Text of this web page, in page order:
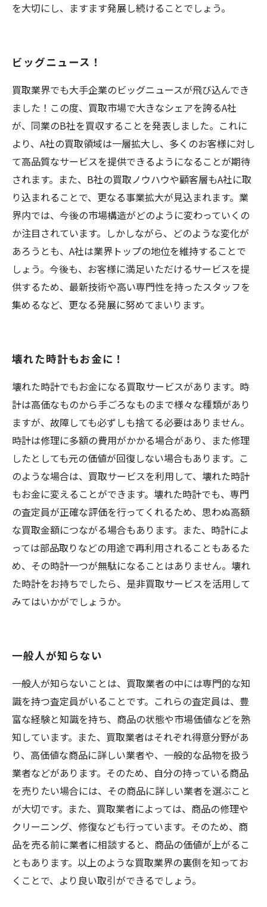
を大切にし、ますます発展し続けることでしょう。
ビッグニュース！
買取業界でも大手企業のビッグニュースが飛び込んでき
ました！この度、買取市場で大きなシェアを誇るA社
が、同業のB社を買収することを発表しました。これに
より、A社の買取領域は一層拡大し、多くのお客様に対し
て高品質なサービスを提供できるようになることが期待
されます。また、B社の買取ノウハウや顧客層もA社に取
り込まれることで、更なる事業拡大が見込まれます。業
界内では、今後の市場構造がどのように変わっていくの
か注目されています。しかしながら、どのような変化が
あろうとも、A社は業界トップの地位を維持することで
しょう。今後も、お客様に満足いただけるサービスを提
供するため、最新技術や高い専門性を持ったスタッフを
集めるなど、更なる発展に努めてまいります。
壊れた時計もお金に！
壊れた時計でもお金になる買取サービスがあります。時
計は高価なものから手ごろなものまで様々な種類があり
ますが、故障しても必ずしも捨てる必要はありません。
時計は修理に多額の費用がかかる場合があり、また修理
したとしても元の価値が回復しない場合もあります。こ
のような場合は、買取サービスを利用して、壊れた時計
もお金に変えることができます。壊れた時計でも、専門
の査定員が正確な評価を行ってくれるため、思わぬ高額
な買取金額につながる場合もあります。また、時計によ
っては部品取りなどの用途で再利用されることもあるた
め、その時計一つが無駄になることはありません。壊れ
た時計をお持ちでしたら、是非買取サービスを活用して
みてはいかがでしょうか。
一般人が知らない
一般人が知らないことは、買取業者の中には専門的な知
識を持つ査定員がいることです。これらの査定員は、豊
富な経験と知識を持ち、商品の状態や市場価値などを熟
知しています。また、買取業者はそれぞれ得意分野があ
り、高価値な商品に詳しい業者や、一般的な品物を扱う
業者などがあります。そのため、自分の持っている商品
を売りたい場合には、その商品に詳しい業者を選ぶこと
が大切です。また、買取業者によっては、商品の修理や
クリーニング、修復なども行っています。そのため、商
品を売る前に業者に相談すると、商品の価値が上がるこ
ともあります。以上のような買取業界の裏側を知ってお
くことで、より良い取引ができるでしょう。